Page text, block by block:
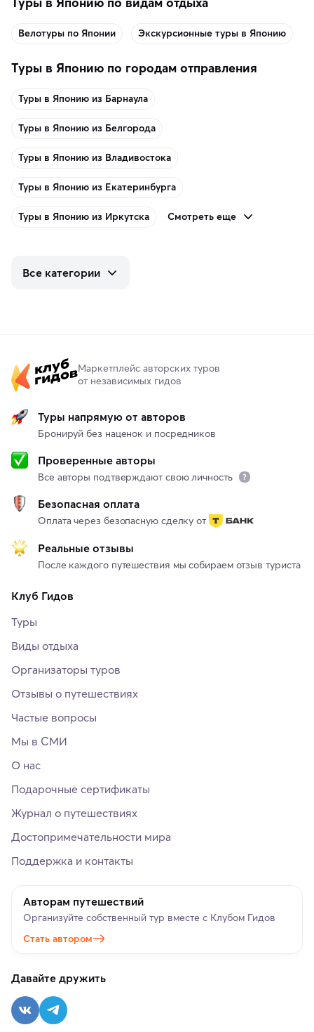
Велотуры по Японии Экскурсионные туры в Японию
Туры в Японию по городам отправления
Туры в Японию из Барнаула
Туры в Японию из Белгорода
Туры в Японию из Владивостока
Туры в Японию из Екатеринбурга
Туры в Японию из Иркутска Смотреть еще
Все категории
Маркетплейс авторских туров
от независимых гидов
Туры напрямую от авторов
Бронируй без наценок и посредников
Проверенные авторы
Все авторы подтверждают свою личность
Безопасная оплата
Оплата через безопасную сделку от
Реальные отзывы
После каждого путешествия мы собираем отзыв туриста
Клуб Гидов
Туры
Виды отдыха
Организаторы туров
Отзывы о путешествиях
Частые вопросы
Мы в СМИ
О нас
Подарочные сертификаты
Журнал о путешествиях
Достопримечательности мира
Поддержка и контакты
Авторам путешествий
Организуйте собственный тур вместе с Клубом Гидов
Стать автором
Давайте дружить